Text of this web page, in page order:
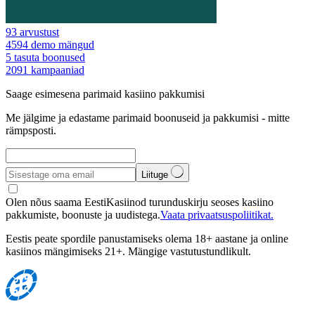
93 arvustust
4594 demo mängud
5 tasuta boonused
2091 kampaaniad
Saage esimesena parimaid kasiino pakkumisi
Me jälgime ja edastame parimaid boonuseid ja pakkumisi - mitte
rämpsposti.
Liituge
Olen nõus saama EestiKasiinod turunduskirju seoses kasiino
pakkumiste, boonuste ja uudistega.Vaata privaatsuspoliitikat.
Eestis peate spordile panustamiseks olema 18+ aastane ja online
kasiinos mängimiseks 21+. Mängige vastutustundlikult.